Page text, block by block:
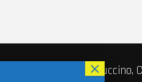
Pochoir Café, Cappuccino,
Fabricant de